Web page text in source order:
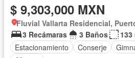
$ 9,303,000 MXN
Fluvial Vallarta Residencial,
3 Recámaras
3 Baños
133
Estacionamiento
Conserje